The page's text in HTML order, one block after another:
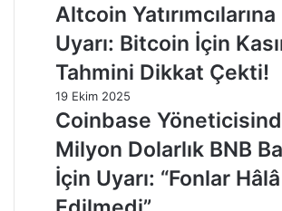
Altcoin
Uyarı: Bitcoin İçin
Tahmini Dikkat Çekti!
19 Ekim 2025
Coinbase
Milyon Dolarlık BNB
İçin Uyarı: “Fonlar